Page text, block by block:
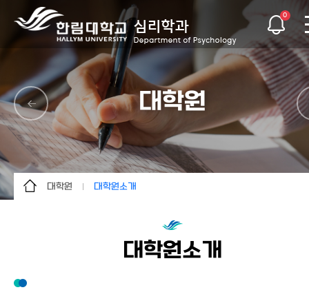
0
대학원
대학원 대학원소개
임상 및 상담심리
대학원소개